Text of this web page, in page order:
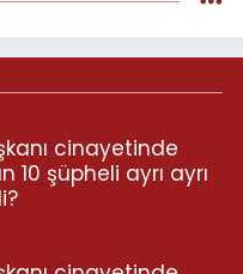
cinayetinde
10 şüpheli ayrı ayrı